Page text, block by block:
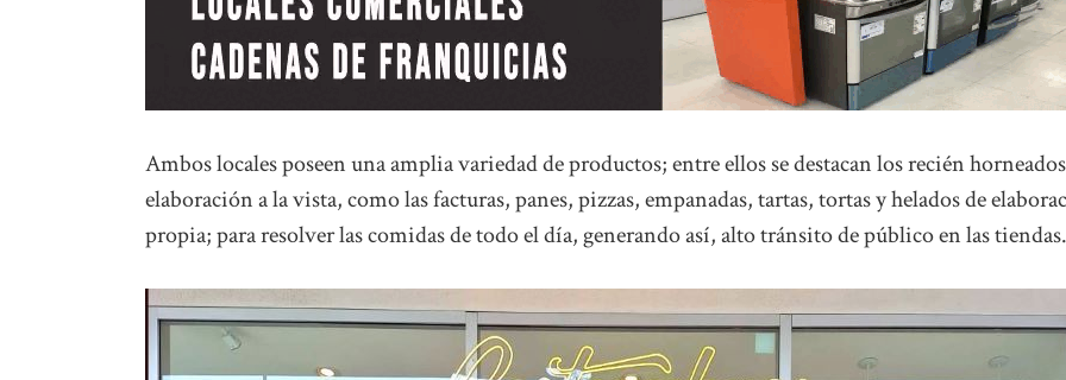
Ambos locales poseen una amplia variedad de productos; entre ellos se destacan los recién
elaboración a la vista, como las facturas, panes, pizzas, empanadas, tartas, tortas y helados de
propia; para resolver las comidas de todo el día, generando así, alto tránsito de público en las tiendas.